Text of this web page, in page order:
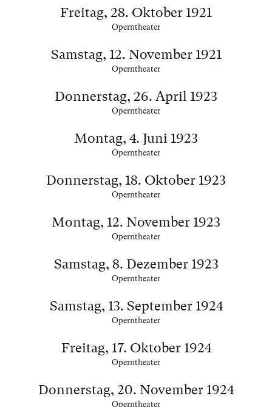
Freitag, 28. Oktober 1921
Operntheater
Samstag, 12. November 1921
Operntheater
Donnerstag, 26. April 1923
Operntheater
Montag, 4. Juni 1923
Operntheater
Donnerstag, 18. Oktober 1923
Operntheater
Montag, 12. November 1923
Operntheater
Samstag, 8. Dezember 1923
Operntheater
Samstag, 13. September 1924
Operntheater
Freitag, 17. Oktober 1924
Operntheater
Donnerstag, 20. November 1924
Operntheater